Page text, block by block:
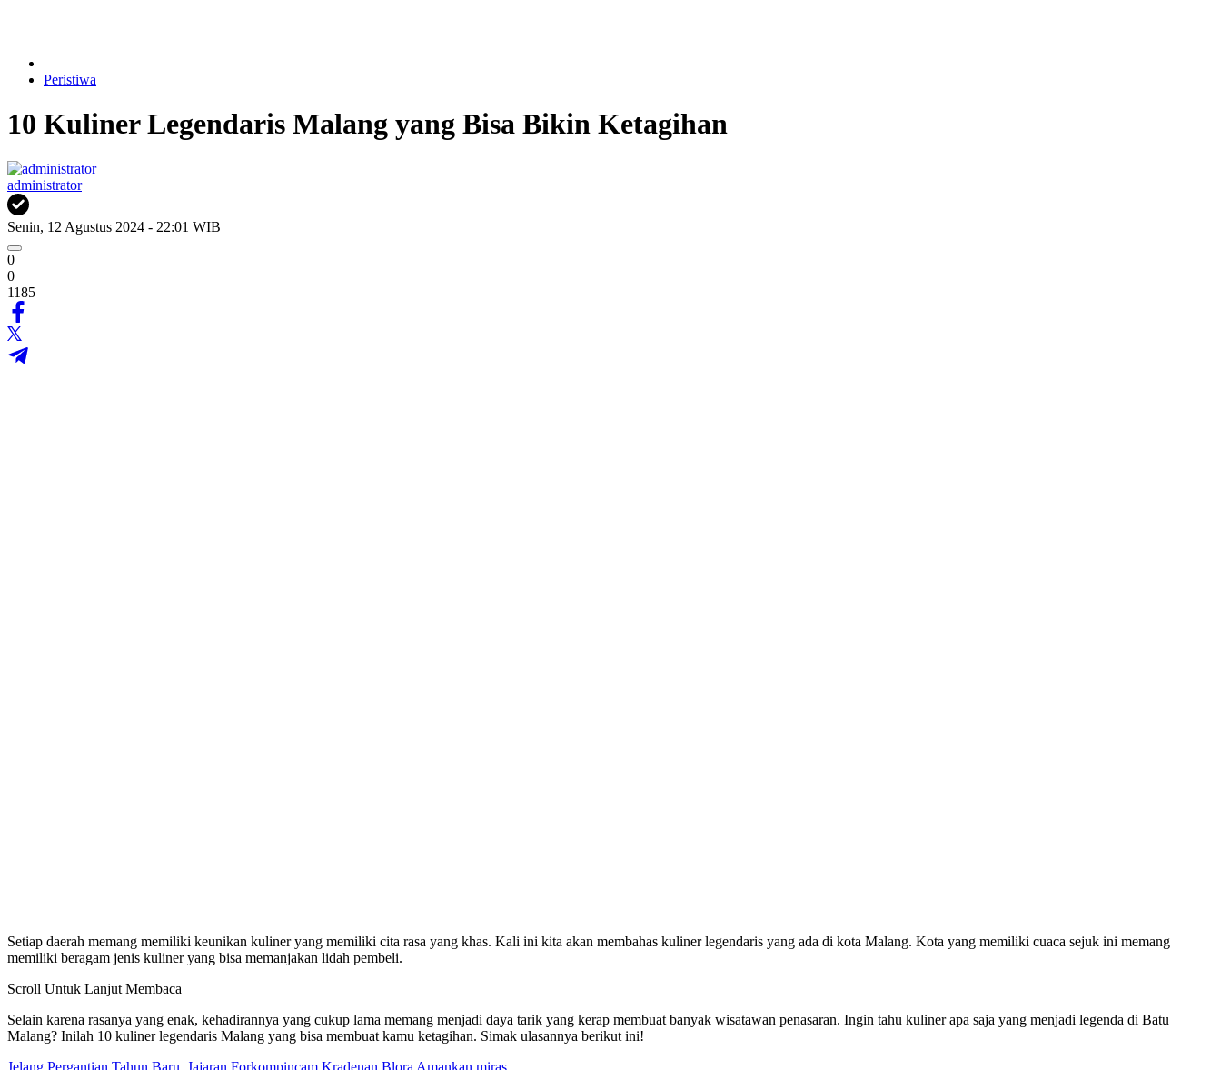
Peristiwa
10 Kuliner Legendaris Malang yang Bisa Bikin Ketagihan
administrator
Senin, 12 Agustus 2024 - 22:01 WIB
0
0
1185
Setiap daerah memang memiliki keunikan kuliner yang memiliki cita rasa yang khas. Kali ini kita akan membahas kuliner legendaris yang ada di kota Malang. Kota yang memiliki cuaca sejuk ini memang
memiliki beragam jenis kuliner yang bisa memanjakan lidah pembeli.
Scroll Untuk Lanjut Membaca
Selain karena rasanya yang enak, kehadirannya yang cukup lama memang menjadi daya tarik yang kerap membuat banyak wisatawan penasaran. Ingin tahu kuliner apa saja yang menjadi legenda di Batu
Malang? Inilah 10 kuliner legendaris Malang yang bisa membuat kamu ketagihan. Simak ulasannya berikut ini!
Jelang Pergantian Tahun Baru, Jajaran Forkompincam Kradenan Blora Amankan miras